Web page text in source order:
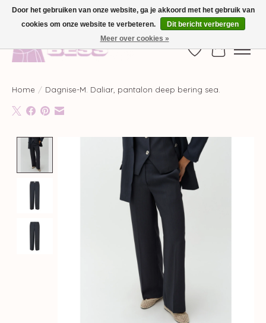
GRATIS VERZENDING VANAF €100,-
Verlanglijst
Home / Dagnise-M. Daliar, pantalon deep bering sea.
Product image slideshow Items
Door het gebruiken van onze website, ga je akkoord met het gebruik van
cookies om onze website te verbeteren.
Dit bericht verbergen
Meer over cookies »